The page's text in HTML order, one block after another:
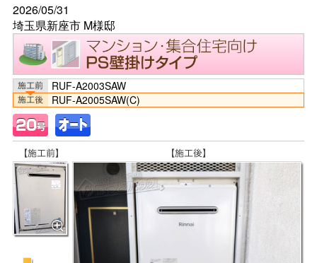
2026/05/31
埼玉県新座市 M様邸
RUF-A2003SAW
RUF-A2005SAW(C)